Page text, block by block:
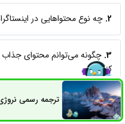
2. چه نوع محتواهایی در
3. چگونه می‌توانم محتوای جذاب
کنم؟
ترجمه رسمیراه های ارتباطی